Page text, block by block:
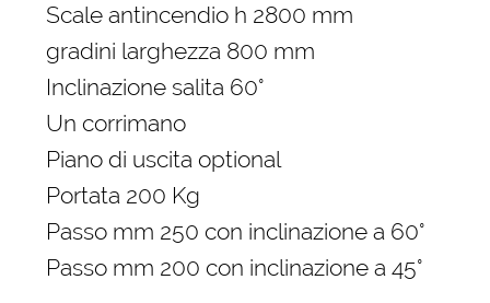
Scale antincendio h 2800 mm
gradini larghezza 800 mm
Inclinazione salita 60°
Un corrimano
Piano di uscita optional
Portata 200 Kg
Passo mm 250 con inclinazione a 60°
Passo mm 200 con inclinazione a 45°